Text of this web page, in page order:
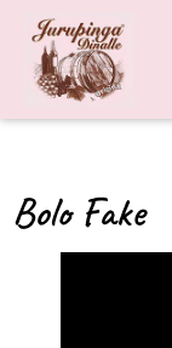
Bolo Fake